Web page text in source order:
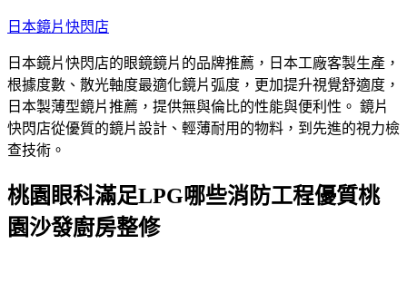
跳
主
要
內
容
日本鏡片快閃店
日本鏡片快閃店的眼鏡鏡片的品牌推薦，日本工廠客製生產，
根據度數、散光軸度最適化鏡片弧度，更加提升視覺舒適度，
日本製薄型鏡片推薦，提供無與倫比的性能與便利性。 鏡片
快閃店從優質的鏡片設計、輕薄耐用的物料，到先進的視力檢
查技術。
桃園眼科滿足LPG哪些消防工程優質桃
園沙發廚房整修